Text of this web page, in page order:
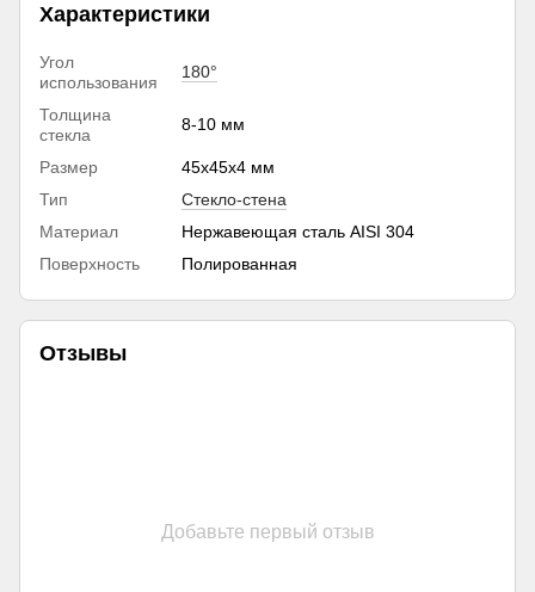
Характеристики
Угол
использования
180°
Толщина
стекла
8-10 мм
Размер
45х45х4 мм
Тип
Стекло-стена
Материал
Нержавеющая сталь AISI 304
Поверхность
Полированная
Отзывы
Добавьте первый отзыв